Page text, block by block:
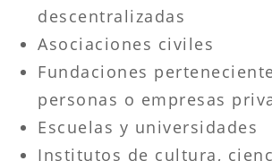
descentralizadas
Asociaciones civiles
Fundaciones
personas o empresas
Escuelas y universidades
Institutos de cultura,